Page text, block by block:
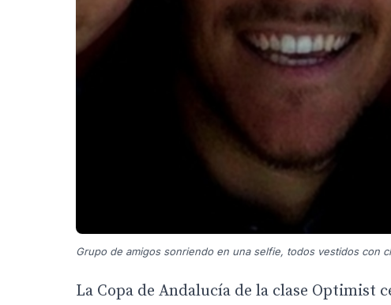
Grupo de amigos sonriendo en una selfie, todos vestidos con
La Copa de Andalucía de la clase Optimist